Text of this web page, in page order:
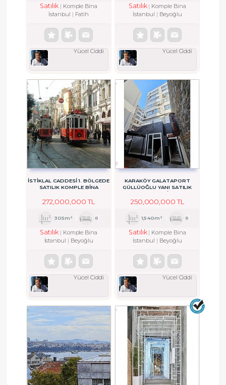
Satılık
Komple Bina
İstanbul
Fatih
Yücel Ciddi
Satılık
Komple Bina
İstanbul
Beyoğlu
Yücel Ciddi
İSTİKLAL CADDESİ 1. BÖLGEDE
SATILIK KOMPLE BİNA
272,000,000 TL
305m² 8
Satılık
Komple Bina
İstanbul
Beyoğlu
Yücel Ciddi
KARAKÖY GALATAPORT
GÜLLÜOĞLU YANI SATILIK
250,000,000 TL
1,540m² 8
Satılık
Komple Bina
İstanbul
Beyoğlu
Yücel Ciddi